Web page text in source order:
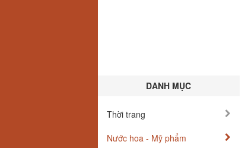
DANH MỤC
Thời trang
Nước hoa - Mỹ phẩm